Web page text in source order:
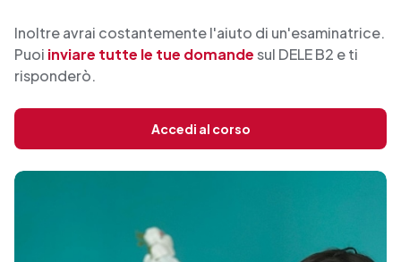
Inoltre avrai costantemente l'aiuto di un'esaminatrice.
Puoi inviare tutte le tue domandesul DELE B2 e ti
risponderò.
Accedi al corso